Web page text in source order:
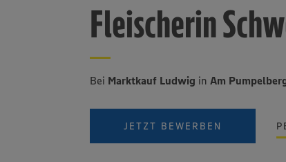
Schülerpraktikum
Faires Gehalt
Diversität Lager &
Fleischerin
Bei Marktkauf Ludwig inAm
JETZT BEWERBEN